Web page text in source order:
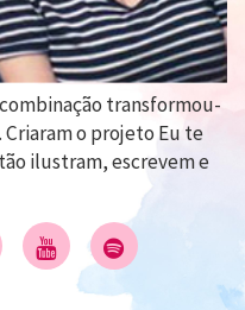
transformou-
Criaram o projeto Eu te
ilustram, escrevem e